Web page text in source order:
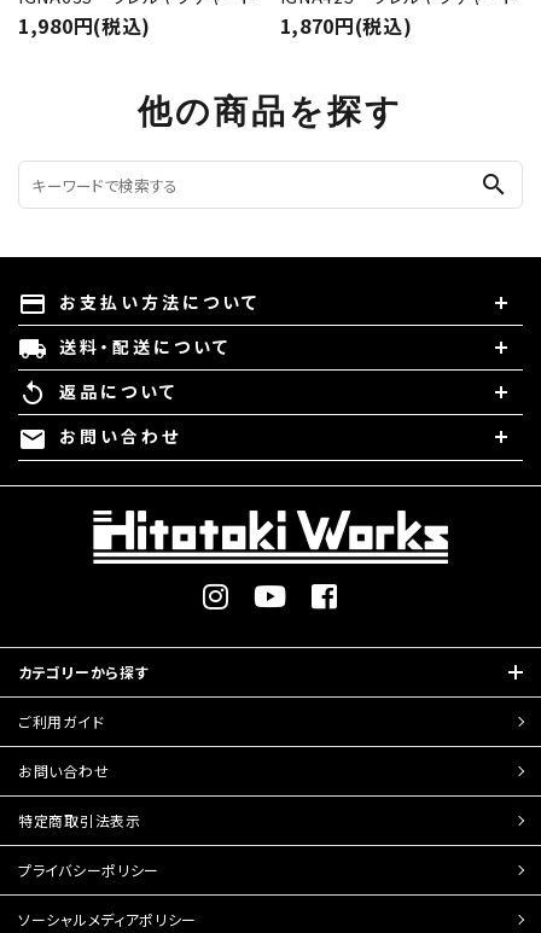
1,980円(税込) 1,870円(税込)
他の商品を探す
search
payment お支払い方法について
local_shipping 送料・配送について
replay 返品について
mail お問い合わせ
カテゴリーから探す
ご利用ガイド
お問い合わせ
特定商取引法表示
プライバシーポリシー
ソーシャルメディアポリシー